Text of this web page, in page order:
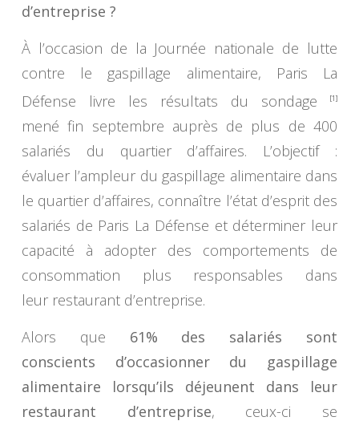
d’entreprise ?
À l’occasion de la Journée nationale de lutte
contre le gaspillage alimentaire, Paris La
Défense livre les résultats du sondage[1]
mené fin septembre auprès de plus de 400
salariés du quartier d’affaires. L’objectif :
évaluer l’ampleur du gaspillage alimentaire dans
le quartier d’affaires, connaître l’état d’esprit des
salariés de Paris La Défense et déterminer leur
capacité à adopter des comportements de
consommation plus responsables dans
leur restaurant d’entreprise.
Alors que 61% des salariés sont
conscients d’occasionner du gaspillage
alimentaire lorsqu’ils déjeunent dans leur
restaurant d’entreprise, ceux-ci se